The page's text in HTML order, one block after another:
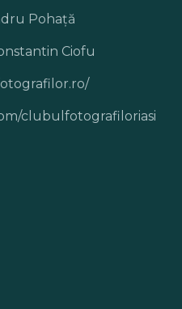
Pohaţă
Ciofu
clubulfotografiloriasi